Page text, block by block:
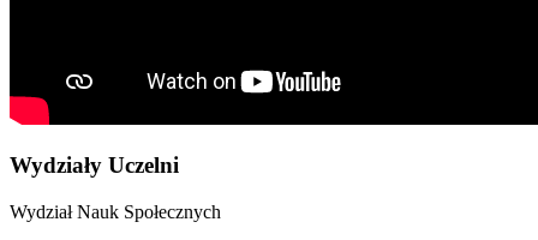
Wydziały Uczelni
Wydział Nauk Społecznych